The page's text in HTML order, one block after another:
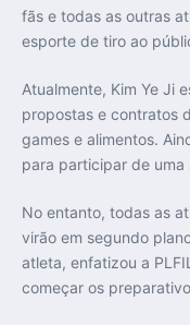
fãs e todas as outras
esporte de tiro ao
Atualmente, Kim Ye Ji
propostas e contratos
games e alimentos.
para participar de uma
No entanto, todas as
virão em segundo
atleta, enfatizou a
começar os